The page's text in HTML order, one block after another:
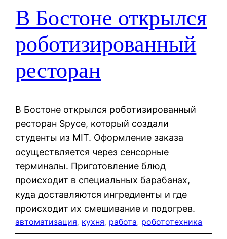
В Бостоне открылся
роботизированный
ресторан
В Бостоне открылся роботизированный
ресторан Spyce, который создали
студенты из MIT. Оформление заказа
осуществляется через сенсорные
терминалы. Приготовление блюд
происходит в специальных барабанах,
куда доставляются ингредиенты и где
происходит их смешивание и подогрев.
автоматизация, кухня, работа, робототехника